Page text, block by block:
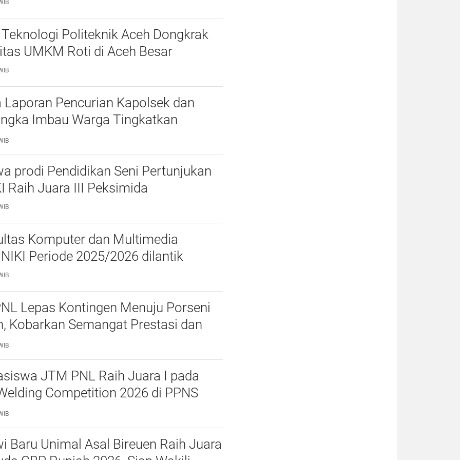
Politeknik Aceh Dongkrak
UMKM Roti di Aceh Besar
Laporan Pencurian Kapolsek dan
Imbau Warga Tingkatkan
prodi Pendidikan Seni Pertunjukan
Raih Juara III Peksimida
Komputer dan Multimedia
UNIKI Periode 2025/2026 dilantik
Lepas Kontingen Menuju Porseni
Kobarkan Semangat Prestasi dan
JTM PNL Raih Juara I pada
Competition 2026 di PPNS
Baru Unimal Asal Bireuen Raih Juara